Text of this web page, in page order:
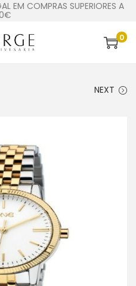
EM COMPRAS SUPERIORES A
0
NEXT